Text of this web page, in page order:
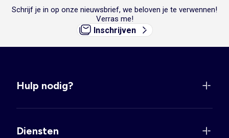
Schrijf je in op onze nieuwsbrief, we beloven je te verwennen!
Verras me!
Inschrijven
Hulp nodig?
Diensten